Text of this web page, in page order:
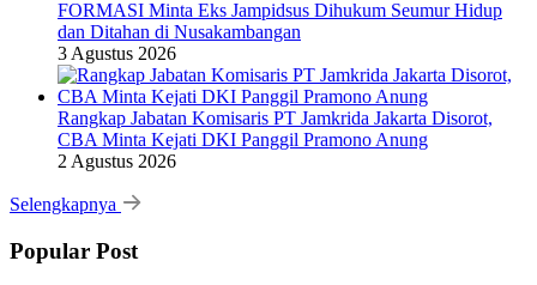
FORMASI Minta Eks Jampidsus Dihukum Seumur Hidup
dan Ditahan di Nusakambangan
3 Agustus 2026
Rangkap Jabatan Komisaris PT Jamkrida Jakarta Disorot,
CBA Minta Kejati DKI Panggil Pramono Anung
2 Agustus 2026
Selengkapnya
Popular Post